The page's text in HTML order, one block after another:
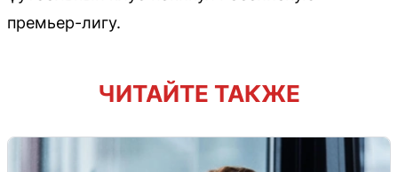
премьер-лигу.
ЧИТАЙТЕ ТАКЖЕ